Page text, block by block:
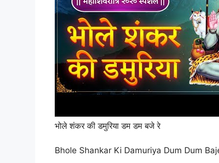
भोले शंकर की डमुरिया डम डम बजे रे
Bhole Shankar Ki Damuriya Dum Dum